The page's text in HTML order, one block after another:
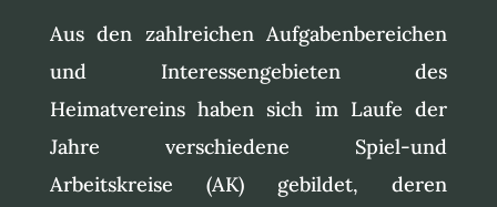
Aus den zahlreichen Aufgabenbereichen
und Interessengebieten des
Heimatvereins haben sich im Laufe der
Jahre verschiedene Spiel-und
Arbeitskreise (AK) gebildet, deren